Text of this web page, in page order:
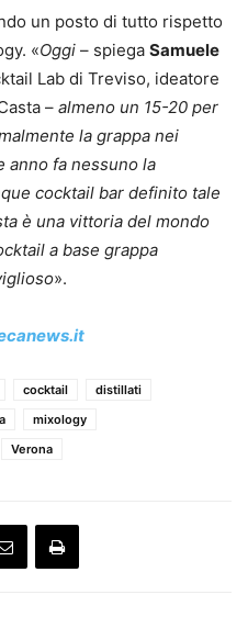
un posto di tutto rispetto
«Oggi – spiega Samuele
Lab di Treviso, ideatore
– almeno un 15-20 per
la grappa nei
anno fa nessuno la
cocktail bar definito tale
è una vittoria del mondo
a base grappa
».
cocktail
distillati
mixology
Verona